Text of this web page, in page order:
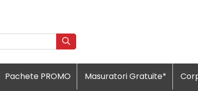
Pachete PROMO Masuratori Gratuite*